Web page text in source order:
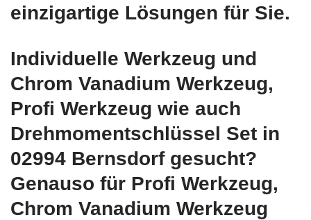
einzigartige Lösungen für Sie.
Individuelle Werkzeug und
Chrom Vanadium Werkzeug,
Profi Werkzeug wie auch
Drehmomentschlüssel Set in
02994 Bernsdorf gesucht?
Genauso für Profi Werkzeug,
Chrom Vanadium Werkzeug